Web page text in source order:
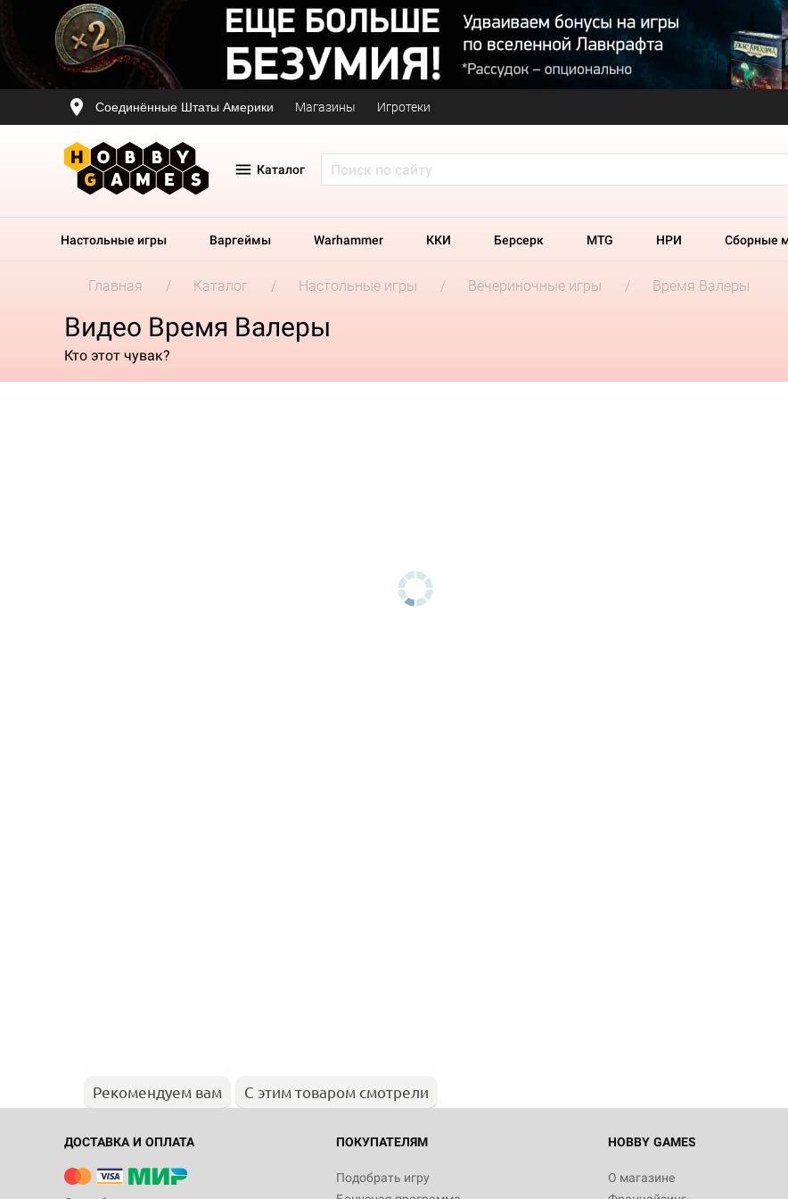
Соединённые Штаты Америки Магазины Игротеки
Каталог
Настольные игры Варгеймы Warhammer ККИ Берсерк MTG НРИ Сборные
Главная Каталог Настольные игры Вечериночные игры Время Валеры
Видео Время Валеры
Кто этот чувак?
Рекомендуем вам С этим товаром смотрели
ДОСТАВКА И ОПЛАТА ПОКУПАТЕЛЯМ
Подобрать игру
HOBBY GAMES
О магазине